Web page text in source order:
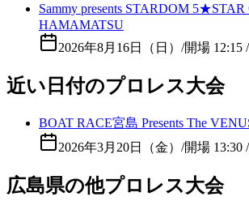
Sammy presents STARDOM 5★STAR
HAMAMATSU
2026年8月16日（日） /開場 12:15
近い日付のプロレス大会
BOAT RACE宮島 Presents The
2026年3月20日（金） /開場 13:30
広島県の他プロレス大会